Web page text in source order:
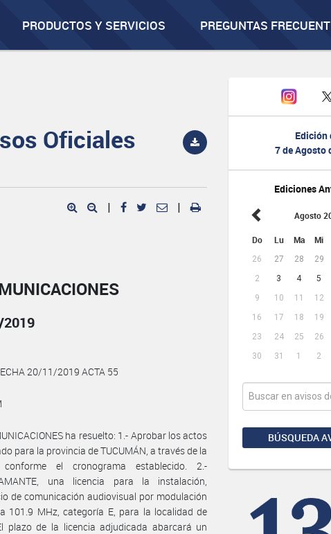
PRODUCTOS Y SERVICIOS PREGUNTAS
Edición
7 de Agosto
Ediciones
Agosto
Do Lu Ma Mi
26 27 28 29
2
3 4 5
9
10 11 12
16
17 18 19
23
24 25 26
30
31 1 2
BÚSQUEDA
Oficiales
| |
20/11/2019 ACTA 55
ha resuelto: 1.- Aprobar los actos
para la provincia de TUCUMÁN, a través de la
conforme el cronograma establecido. 2.-
una licencia para la instalación,
de comunicación audiovisual por modulación
101.9 MHz, categoría E, para la localidad de
plazo de la licencia adjudicada abarcará un